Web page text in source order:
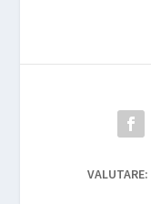
VALUTARE: